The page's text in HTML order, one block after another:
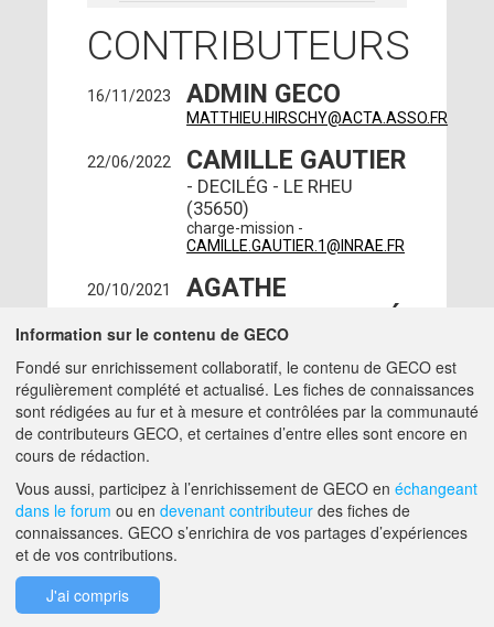
CONTRIBUTEURS
16/11/2023 ADMIN GECO
MATTHIEU.HIRSCHY@ACTA.ASSO.FR
22/06/2022 CAMILLE GAUTIER
- DECILÉG - LE RHEU
(35650)
charge-mission -
CAMILLE.GAUTIER.1@INRAE.FR
20/10/2021
AGATHE
- DECILÉG - RENNES
(35700)
charge-mission -
AGATHE.MANSION-
VAQUIE@INRAE.FR
A PROPOS DE GECO AIDE
F.A.Q.
Information sur le contenu de GECO
Fondé sur enrichissement collaboratif, le contenu de GECO est
régulièrement complété et actualisé. Les fiches de connaissances
sont rédigées au fur et à mesure et contrôlées par la communauté
de contributeurs GECO, et certaines d’entre elles sont encore en
cours de rédaction.
Vous aussi, participez à l’enrichissement de GECO en échangeant
dans le forum ou en devenant contributeur des fiches de
connaissances. GECO s’enrichira de vos partages d’expériences
et de vos contributions.
J'ai compris